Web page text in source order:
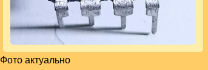
Фото актуально